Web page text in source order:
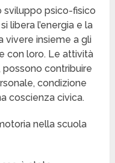
sviluppo psico-fisico
libera l’energia e la
vivere insieme a gli
con loro. Le attività
contribuire
condizione
coscienza civica.
nella scuola